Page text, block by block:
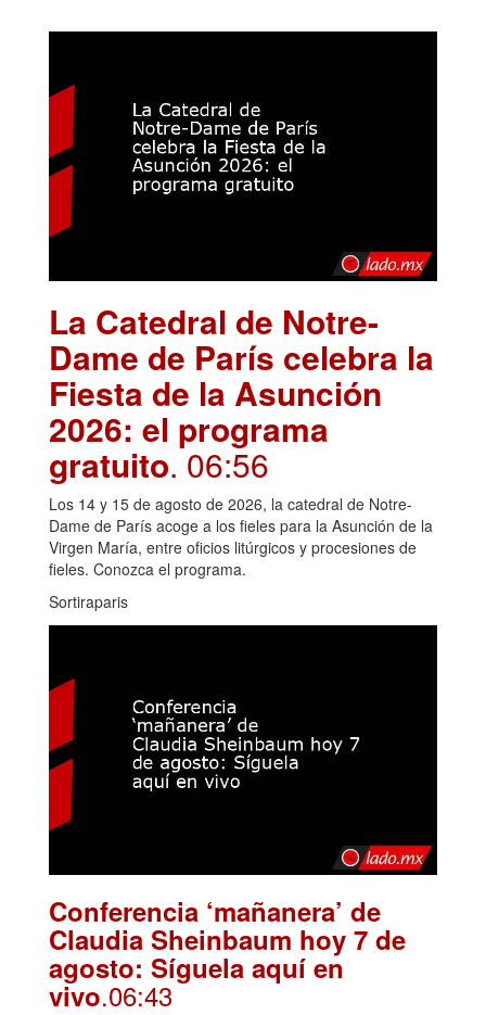
La Catedral de Notre-
Dame de París celebra la
Fiesta de la Asunción
2026: el programa
gratuito. 06:56
Los 14 y 15 de agosto de 2026, la catedral de Notre-
Dame de París acoge a los fieles para la Asunción de la
Virgen María, entre oficios litúrgicos y procesiones de
fieles. Conozca el programa.
Sortiraparis
Conferencia ‘mañanera’ de
Claudia Sheinbaum hoy 7 de
agosto: Síguela aquí en
vivo.06:43